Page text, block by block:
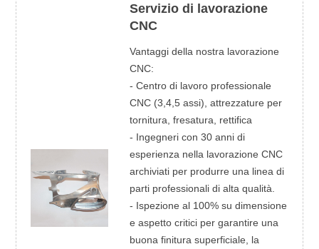
Servizio di lavorazione
CNC
Vantaggi della nostra lavorazione
CNC:
- Centro di lavoro professionale
CNC (3,4,5 assi), attrezzature per
tornitura, fresatura, rettifica
- Ingegneri con 30 anni di
esperienza nella lavorazione CNC
archiviati per produrre una linea di
parti professionali di alta qualità.
- Ispezione al 100% su dimensione
e aspetto critici per garantire una
buona finitura superficiale, la